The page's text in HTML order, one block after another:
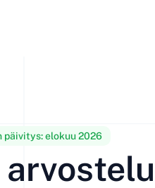
Hot vs
ES - Español
ID - Indonesia
päivitys:elokuu 2026
arvostelu